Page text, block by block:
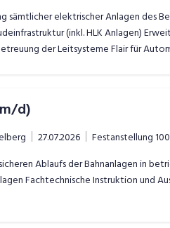
elektrischer Anlagen des
(inkl. HLK Anlagen)
der Leitsysteme Flair für
d)
27.07.2026 Festanstellung
Ablaufs der Bahnanlagen in
Fachtechnische Instruktion und